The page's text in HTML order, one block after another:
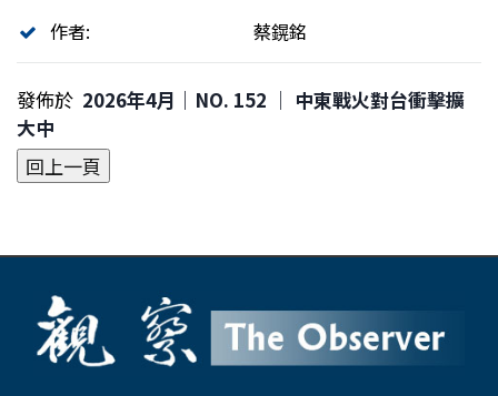
作者:
蔡鎤銘
發佈於 2026年4月｜NO. 152 │ 中東戰火對台衝擊擴
大中